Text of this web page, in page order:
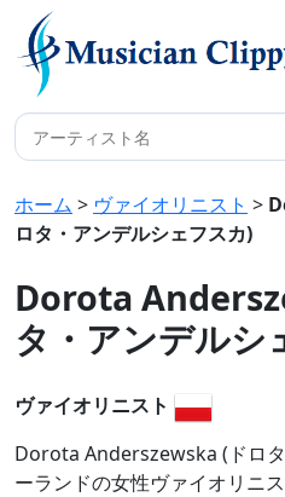
ホーム > ヴァイオリニスト >
ロタ・アンデルシェフスカ)
Dorota
タ・アンデルシ
ヴァイオリニスト
Dorota Anderszewska (ドロ
ーランドの女性ヴァイオリニ